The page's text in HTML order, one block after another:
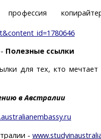
Полезные ссылки
для тех, кто мечтает
в Австралии
- www.